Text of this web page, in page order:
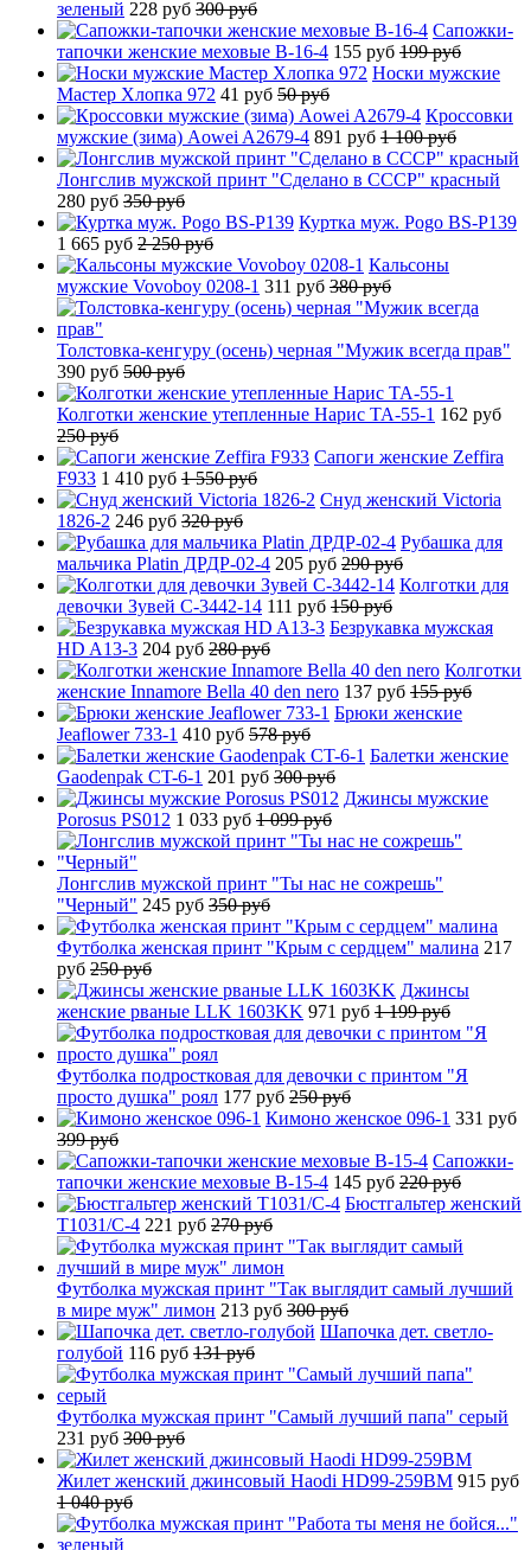
зеленый 228 руб 300 руб
Сапожки-
тапочки женские меховые B-16-4 155 руб 199 руб
Носки мужские
Мастер Хлопка 972 41 руб 50 руб
Кроссовки
мужские (зима) Aowei A2679-4 891 руб 1 100 руб
Лонгслив мужской принт "Сделано в СССР" красный
280 руб 350 руб
Куртка муж. Pogo BS-P139
1 665 руб 2 250 руб
Кальсоны
мужские Vovoboy 0208-1 311 руб 380 руб
Толстовка-кенгуру (осень) черная "Мужик всегда прав"
390 руб 500 руб
Колготки женские утепленные Нарис TA-55-1 162 руб
250 руб
Сапоги женские Zeffira
F933 1 410 руб 1 550 руб
Снуд женский Victoria
1826-2 246 руб 320 руб
Рубашка для
мальчика Platin ДРДР-02-4 205 руб 290 руб
Колготки для
девочки Зувей C-3442-14 111 руб 150 руб
Безрукавка мужская
HD A13-3 204 руб 280 руб
Колготки
женские Innamore Bella 40 den nero 137 руб 155 руб
Брюки женские
Jeaflower 733-1 410 руб 578 руб
Балетки женские
Gaodenpak CT-6-1 201 руб 300 руб
Джинсы мужские
Porosus PS012 1 033 руб 1 099 руб
Лонгслив мужской принт "Ты нас не сожрешь"
"Черный" 245 руб 350 руб
Футболка женская принт "Крым с сердцем" малина 217
руб 250 руб
Джинсы
женские рваные LLK 1603KK 971 руб 1 199 руб
Футболка подростковая для девочки с принтом "Я
просто душка" роял 177 руб 250 руб
Кимоно женское 096-1 331 руб
399 руб
Сапожки-
тапочки женские меховые B-15-4 145 руб 220 руб
Бюстгальтер женский
T1031/C-4 221 руб 270 руб
Футболка мужская принт "Так выглядит самый лучший
в мире муж" лимон 213 руб 300 руб
Шапочка дет. светло-
голубой 116 руб 131 руб
Футболка мужская принт "Самый лучший папа" серый
231 руб 300 руб
Жилет женский джинсовый Haodi HD99-259BM 915 руб
1 040 руб